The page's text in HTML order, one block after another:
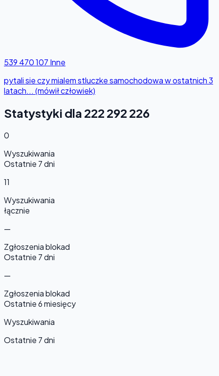
539 470 107 Inne
pytali sie czy mialem stluczke samochodowa w ostatnich 3
latach... (mówił człowiek)
Statystyki dla 222 292 226
0
Wyszukiwania
Ostatnie 7 dni
11
Wyszukiwania
łącznie
—
Zgłoszenia blokad
Ostatnie 7 dni
—
Zgłoszenia blokad
Ostatnie 6 miesięcy
Wyszukiwania
Ostatnie 7 dni